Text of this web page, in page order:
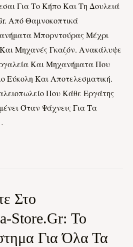
Για Το Κήπο Και Τη Δουλειά
Από Θαμνοκοπτικά
Μπορντούρας Μέχρι
Μηχανές Γκαζόν. Ανακάλυψε
Και Μηχανήματα Που
Εύκολη Και Αποτελεσματική.
Που Κάθε Εργάτης
Όταν Ψάχνεις Για Τα
Στο
Store.gr: Το
Για Όλα Τα